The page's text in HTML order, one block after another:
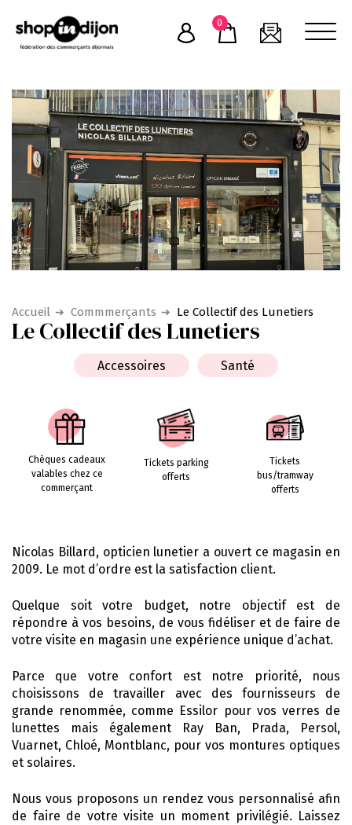
content
0
Accueil Commmerçants Le Collectif des Lunetiers
Le Collectif des Lunetiers
Accessoires Santé
Chèques cadeaux
valables chez ce
commerçant
Tickets parking
offerts
Tickets
bus/tramway
offerts
Nicolas Billard, opticien lunetier a ouvert ce magasin en
2009. Le mot d’ordre est la satisfaction client.
Quelque soit votre budget, notre objectif est de
répondre à vos besoins, de vous fidéliser et de faire de
votre visite en magasin une expérience unique d’achat.
Parce que votre confort est notre priorité, nous
choisissons de travailler avec des fournisseurs de
grande renommée, comme Essilor pour vos verres de
lunettes mais également Ray Ban, Prada, Persol,
Vuarnet, Chloé, Montblanc, pour vos montures optiques
et solaires.
Nous vous proposons un rendez vous personnalisé afin
de faire de votre visite un moment privilégié. Laissez